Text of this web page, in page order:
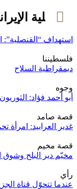
القنصلية
استهداف
فلسطيننا
ديمقراطية السلاح
وجوه
أبو أحمد فؤاد:
قصة صامد
غدير العرابيد: امرأة
قصة مخيم
مخيّم دير البلح وشوق
رأي
عندما تتحوّل قناة